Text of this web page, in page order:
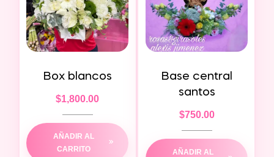
Box blancos
$1,800.00
AÑADIR AL
CARRITO
Base central
santos
$750.00
AÑADIR AL